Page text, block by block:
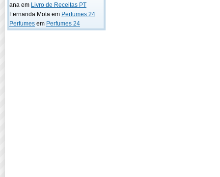
ana em Livro de Receitas PT
Fernanda Mota em Perfumes 24
Perfumes em Perfumes 24